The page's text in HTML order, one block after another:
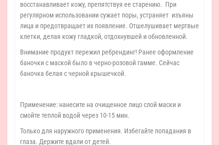
восстанавливает кожу, препятствуя ее старению. При
регулярном использовании сужает поры, устраняет изъяны
лица и предотвращает их появление. Отшелушивает мертвые
клетки, делая кожу гладкой, отдохнувшей и обновленной.
Внимание продукт пережил ребрендинг! Ранее оформление
баночки с маской было в черно-розовой гамме. Сейчас
баночка белая с черной крышечкой.
Применение: нанесите на очищенное лицо слой маски и
смойте теплой водой через 10-15 мин.
Только для наружного применения. Избегайте попадания в
глаза. Держите вдали от детей.